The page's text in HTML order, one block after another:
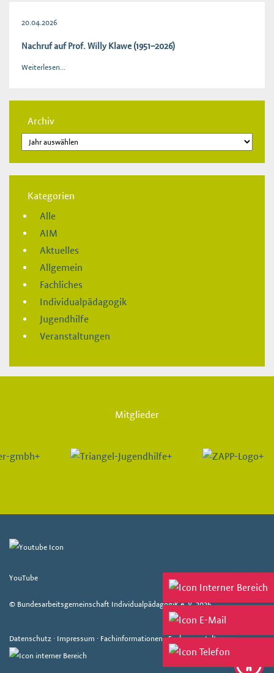
20.04.2026
Nachruf auf Prof. Willy Klawe (1951–2026)
Weiterlesen...
Archiv
Kategorien
Alle
AIM
Aktuelles
Allgemein
Fachliches
Individualpädagogik
Jugendhilfe
Veranstaltungen
Mitglieder
YouTube
© Bundesarbeitsgemeinschaft Individualpädagogik e. V. 2026
Datenschutz · Impressum · Fachinformationen·Fachveranstaltungen·